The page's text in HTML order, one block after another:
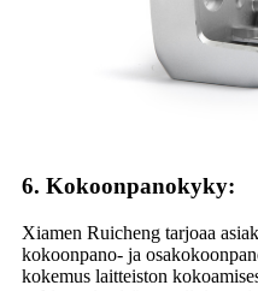
6. Kokoonpanokyky:
Xiamen Ruicheng tarjoaa
kokoonpano- ja
kokemus laitteiston